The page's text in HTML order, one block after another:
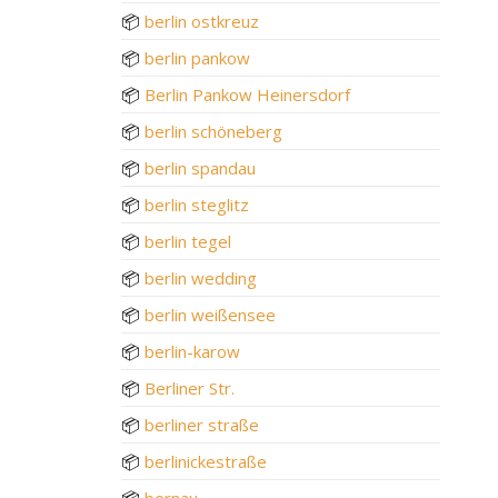
📦 berlin ostkreuz
📦 berlin pankow
📦 Berlin Pankow Heinersdorf
📦 berlin schöneberg
📦 berlin spandau
📦 berlin steglitz
📦 berlin tegel
📦 berlin wedding
📦 berlin weißensee
📦 berlin-karow
📦 Berliner Str.
📦 berliner straße
📦 berlinickestraße